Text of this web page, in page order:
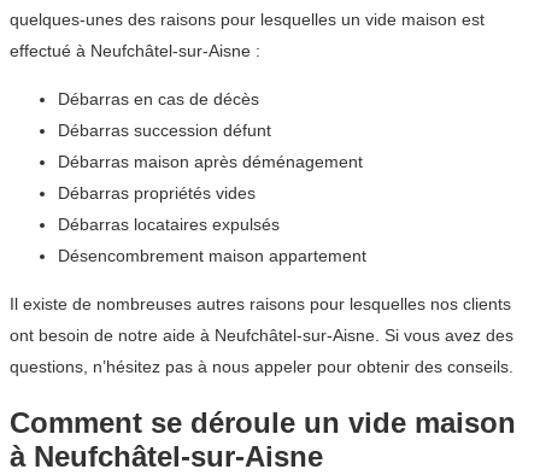
quelques-unes des raisons pour lesquelles un vide maison est
effectué à Neufchâtel-sur-Aisne :
Débarras en cas de décès
Débarras succession défunt
Débarras maison après déménagement
Débarras propriétés vides
Débarras locataires expulsés
Désencombrement maison appartement
Il existe de nombreuses autres raisons pour lesquelles nos clients
ont besoin de notre aide à Neufchâtel-sur-Aisne. Si vous avez des
questions, n’hésitez pas à nous appeler pour obtenir des conseils.
Comment se déroule un vide maison
à Neufchâtel-sur-Aisne